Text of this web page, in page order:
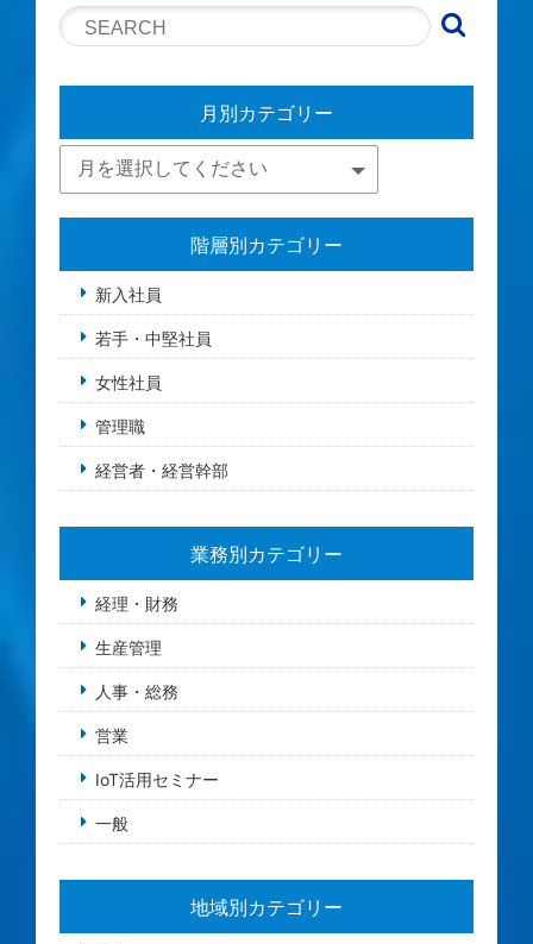
月別カテゴリー
階層別カテゴリー
新入社員
若手・中堅社員
女性社員
管理職
経営者・経営幹部
業務別カテゴリー
経理・財務
生産管理
人事・総務
営業
IoT活用セミナー
一般
地域別カテゴリー